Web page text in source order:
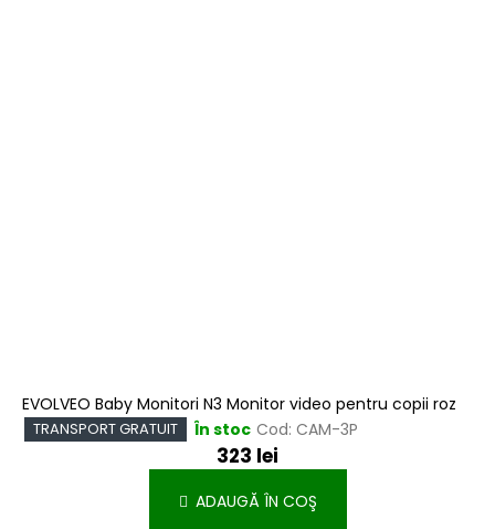
EVOLVEO Baby Monitori N3 Monitor video pentru copii roz
TRANSPORT GRATUIT În stoc Cod: CAM-3P
323 lei
ADAUGĂ ÎN COŞ